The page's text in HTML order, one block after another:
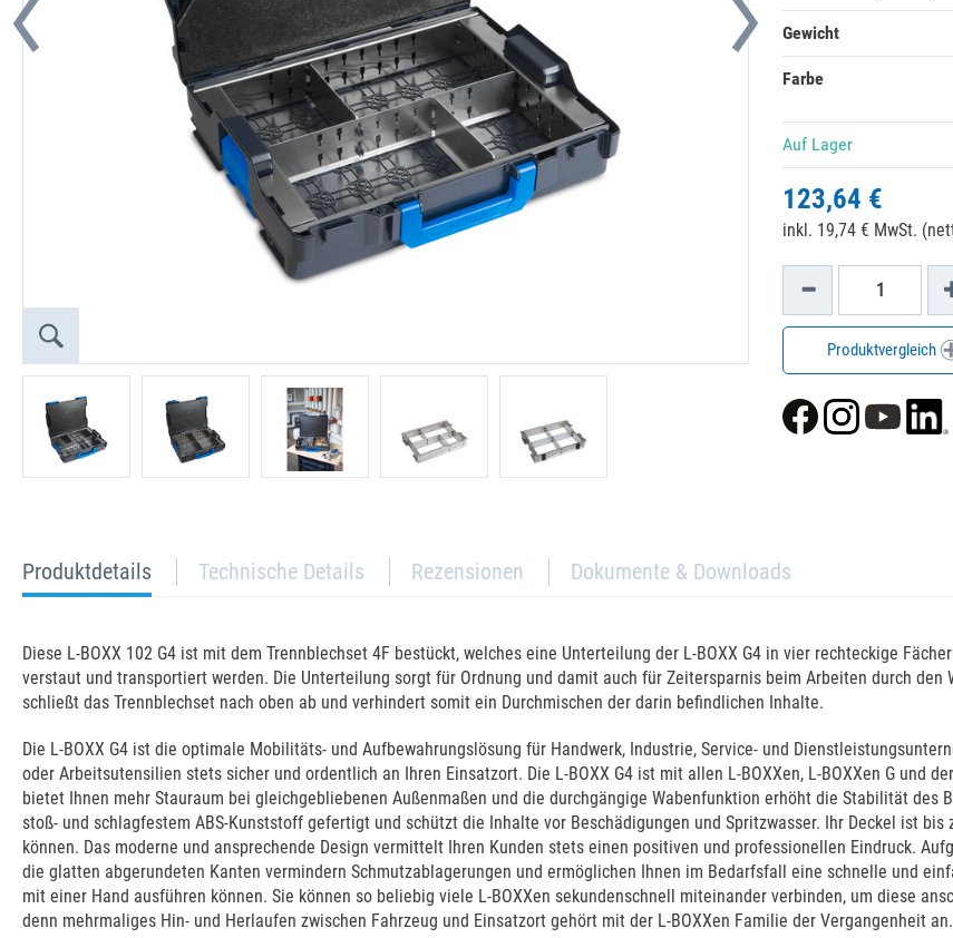
Gewicht
Farbe
Auf Lager
123,64 €
inkl. 19,74 € MwSt.
Produktvergleich
current
tab:
Produktdetails Technische Details Rezensionen Dokumente & Downloads
Diese L-BOXX 102 G4 ist mit dem Trennblechset 4F bestückt, welches eine Unterteilung der L-BOXX G4 in vier rechteckige
verstaut und transportiert werden. Die Unterteilung sorgt für Ordnung und damit auch für Zeitersparnis beim Arbeiten durch
schließt das Trennblechset nach oben ab und verhindert somit ein Durchmischen der darin befindlichen Inhalte.
Die L-BOXX G4 ist die optimale Mobilitäts- und Aufbewahrungslösung für Handwerk, Industrie, Service- und
oder Arbeitsutensilien stets sicher und ordentlich an Ihren Einsatzort. Die L-BOXX G4 ist mit allen L-BOXXen, L-BOXXen G und
bietet Ihnen mehr Stauraum bei gleichgebliebenen Außenmaßen und die durchgängige Wabenfunktion erhöht die Stabilität des
stoß- und schlagfestem ABS-Kunststoff gefertigt und schützt die Inhalte vor Beschädigungen und Spritzwasser. Ihr Deckel ist bis
können. Das moderne und ansprechende Design vermittelt Ihren Kunden stets einen positiven und professionellen Eindruck.
die glatten abgerundeten Kanten vermindern Schmutzablagerungen und ermöglichen Ihnen im Bedarfsfall eine schnelle und
mit einer Hand ausführen können. Sie können so beliebig viele L-BOXXen sekundenschnell miteinander verbinden, um diese
denn mehrmaliges Hin- und Herlaufen zwischen Fahrzeug und Einsatzort gehört mit der L-BOXXen Familie der Vergangenheit